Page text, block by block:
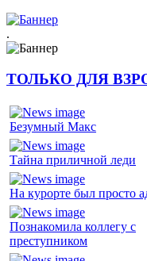
.
ТОЛЬКО ДЛЯ
Безумный Макс
Тайна приличной леди
На курорте был просто
Познакомила коллегу с
преступником